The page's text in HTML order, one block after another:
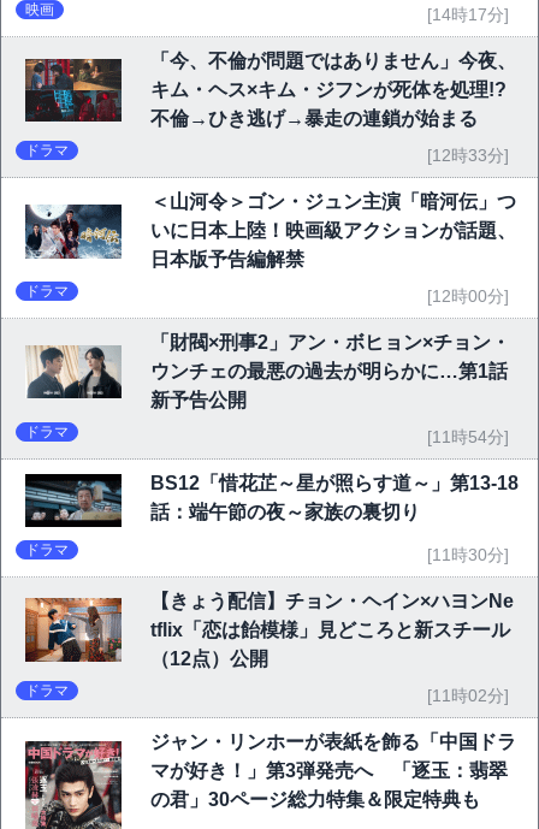
映画 [14時17分]
「今、不倫が問題ではありません」今夜、
キム・ヘス×キム・ジフンが死体を処理!?
不倫→ひき逃げ→暴走の連鎖が始まる
ドラマ [12時33分]
＜山河令＞ゴン・ジュン主演「暗河伝」つ
いに日本上陸！映画級アクションが話題、
日本版予告編解禁
ドラマ [12時00分]
「財閥×刑事2」アン・ボヒョン×チョン・
ウンチェの最悪の過去が明らかに…第1話
新予告公開
ドラマ [11時54分]
BS12「惜花芷～星が照らす道～」第13-18
話：端午節の夜～家族の裏切り
ドラマ [11時30分]
【きょう配信】チョン・ヘイン×ハヨンNe
tflix「恋は飴模様」見どころと新スチール
（12点）公開
ドラマ [11時02分]
ジャン・リンホーが表紙を飾る「中国ドラ
マが好き！」第3弾発売へ 「逐玉：翡翠
の君」30ページ総力特集＆限定特典も